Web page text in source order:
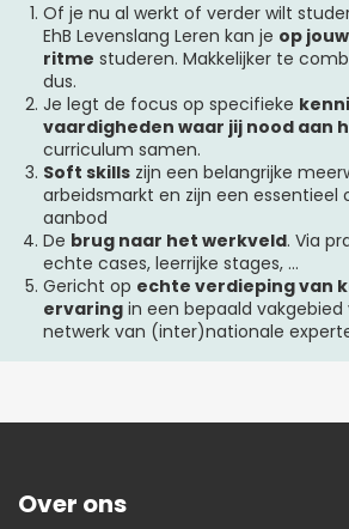
Of je nu al werkt of verder wilt
EhB Levenslang Leren kan je op
ritme studeren. Makkelijker te
dus.
Je legt de focus op specifieke
vaardigheden waar jij nood aan
curriculum samen.
Soft skills zijn een belangrijke
arbeidsmarkt en zijn een essentieel
aanbod
De brug naar het werkveld. Via
echte cases, leerrijke stages, ...
Gericht op echte verdieping van
ervaring in een bepaald
netwerk van (inter)nationale
Over ons